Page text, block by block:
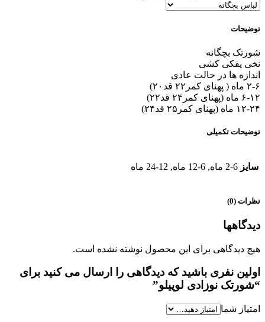
توضیحات
شورتک بچگانه
نخی پفکی کشی
اندازه ها در حالت عادی
۲-۶ ماه ( پهنای کمر۲۲ قد۲۰)
۶-۱۲ ماه (پهنای کمر۲۴ قد۲۲)
۱۲-۲۴ ماه (پهنای کمر۲۵ قد۲۴)
توضیحات تکمیلی
سایز 2-6 ماه, 6-12 ماه, 12-24 ماه
نظرات (0)
دیدگاهها
هیچ دیدگاهی برای این محصول نوشته نشده است.
اولین نفری باشید که دیدگاهی را ارسال می کنید برای
“شورتک نوزادی لوپیلو”
امتیاز شما